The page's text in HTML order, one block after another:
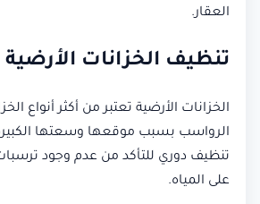
العقار.
تنظيف الخزانات الأرضية
الخزانات الأرضية تعتبر من أكثر أنواع
الرواسب بسبب موقعها وسعتها
تنظيف دوري للتأكد من عدم وجود
على المياه.